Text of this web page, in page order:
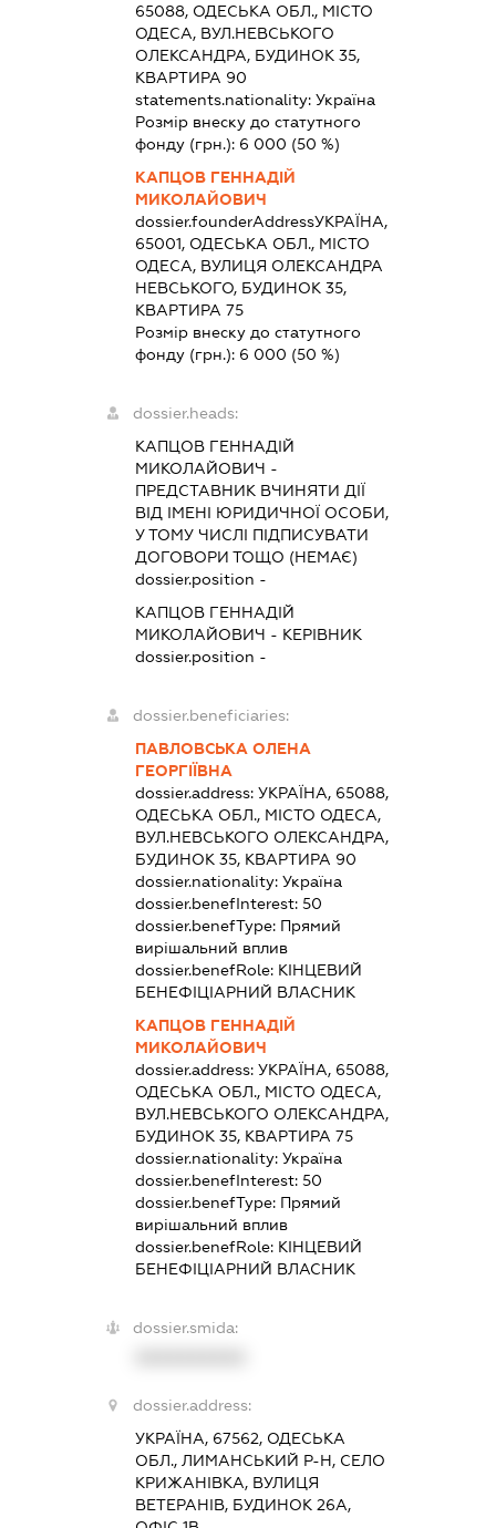
65088, ОДЕСЬКА ОБЛ., МІСТО
ОДЕСА, ВУЛ.НЕВСЬКОГО
ОЛЕКСАНДРА, БУДИНОК 35,
КВАРТИРА 90
statements.nationality:Україна
Розмір внеску до статутного
фонду (грн.): 6 000 (50 %)
КАПЦОВ ГЕННАДІЙ
МИКОЛАЙОВИЧ
dossier.founderAddressУКРАЇНА,
65001, ОДЕСЬКА ОБЛ., МІСТО
ОДЕСА, ВУЛИЦЯ ОЛЕКСАНДРА
НЕВСЬКОГО, БУДИНОК 35,
КВАРТИРА 75
Розмір внеску до статутного
фонду (грн.): 6 000 (50 %)
dossier.heads:
КАПЦОВ ГЕННАДІЙ
МИКОЛАЙОВИЧ -
ПРЕДСТАВНИК ВЧИНЯТИ ДІЇ
ВІД ІМЕНІ ЮРИДИЧНОЇ ОСОБИ,
У ТОМУ ЧИСЛІ ПІДПИСУВАТИ
ДОГОВОРИ ТОЩО (НЕМАЄ)
dossier.position -
КАПЦОВ ГЕННАДІЙ
МИКОЛАЙОВИЧ - КЕРІВНИК
dossier.position -
dossier.beneficiaries:
ПАВЛОВСЬКА ОЛЕНА
ГЕОРГІЇВНА
dossier.address:УКРАЇНА, 65088,
ОДЕСЬКА ОБЛ., МІСТО ОДЕСА,
ВУЛ.НЕВСЬКОГО ОЛЕКСАНДРА,
БУДИНОК 35, КВАРТИРА 90
dossier.nationality:Україна
dossier.benefInterest:50
dossier.benefType: Прямий
вирішальний вплив
dossier.benefRole: КІНЦЕВИЙ
БЕНЕФІЦІАРНИЙ ВЛАСНИК
КАПЦОВ ГЕННАДІЙ
МИКОЛАЙОВИЧ
dossier.address:УКРАЇНА, 65088,
ОДЕСЬКА ОБЛ., МІСТО ОДЕСА,
ВУЛ.НЕВСЬКОГО ОЛЕКСАНДРА,
БУДИНОК 35, КВАРТИРА 75
dossier.nationality:Україна
dossier.benefInterest:50
dossier.benefType: Прямий
вирішальний вплив
dossier.benefRole: КІНЦЕВИЙ
БЕНЕФІЦІАРНИЙ ВЛАСНИК
dossier.smida:
dossier.address:
УКРАЇНА, 67562, ОДЕСЬКА
ОБЛ., ЛИМАНСЬКИЙ Р-Н, СЕЛО
КРИЖАНІВКА, ВУЛИЦЯ
ВЕТЕРАНІВ, БУДИНОК 26А,